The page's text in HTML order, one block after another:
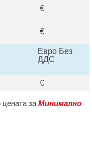
€
€
Евро Без
ДДС
€
за Минимално